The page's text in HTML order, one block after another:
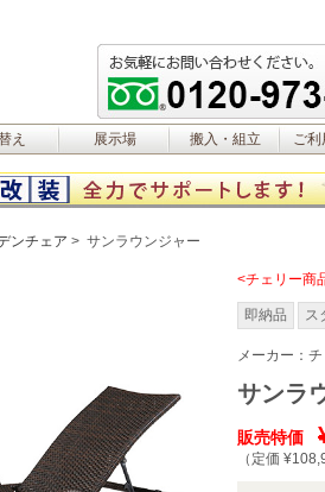
え 展示場 搬入・組立 ご利
ンチェア サンラウンジャー
<チェリー商
即納品 ス
メーカー：
サンラ
販売特価
（定価